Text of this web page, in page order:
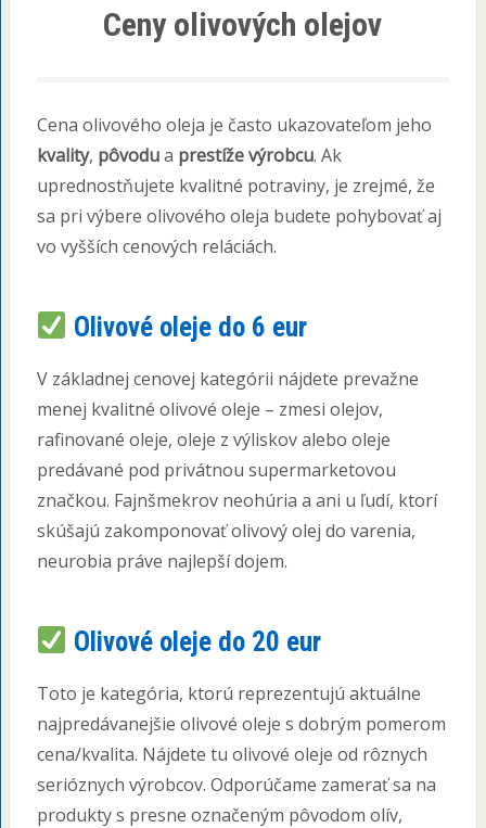
Ceny olivových olejov
Cena olivového oleja je často ukazovateľom jeho
kvality, pôvodua prestíže výrobcu. Ak
uprednostňujete kvalitné potraviny, je zrejmé, že
sa pri výbere olivového oleja budete pohybovať aj
vo vyšších cenových reláciách.
Olivové oleje do 6 eur
V základnej cenovej kategórii nájdete prevažne
menej kvalitné olivové oleje – zmesi olejov,
rafinované oleje, oleje z výliskov alebo oleje
predávané pod privátnou supermarketovou
značkou. Fajnšmekrov neohúria a ani u ľudí, ktorí
skúšajú zakomponovať olivový olej do varenia,
neurobia práve najlepší dojem.
Olivové oleje do 20 eur
Toto je kategória, ktorú reprezentujú aktuálne
najpredávanejšie olivové oleje s dobrým pomerom
cena/kvalita. Nájdete tu olivové oleje od rôznych
serióznych výrobcov. Odporúčame zamerať sa na
produkty s presne označeným pôvodom olív,